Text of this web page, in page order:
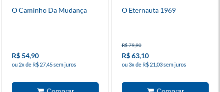
O Caminho Da Mudança
R$ 54,90
ou 2x de R$ 27,45 sem juros
O Eternauta 1969
R$ 79,90
R$ 63,10
ou 3x de R$ 21,03 sem juros